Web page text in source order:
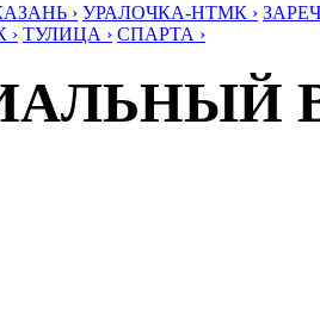
› УРАЛОЧКА-НТМК ›
› ТУЛИЦА › СПАРТА ›